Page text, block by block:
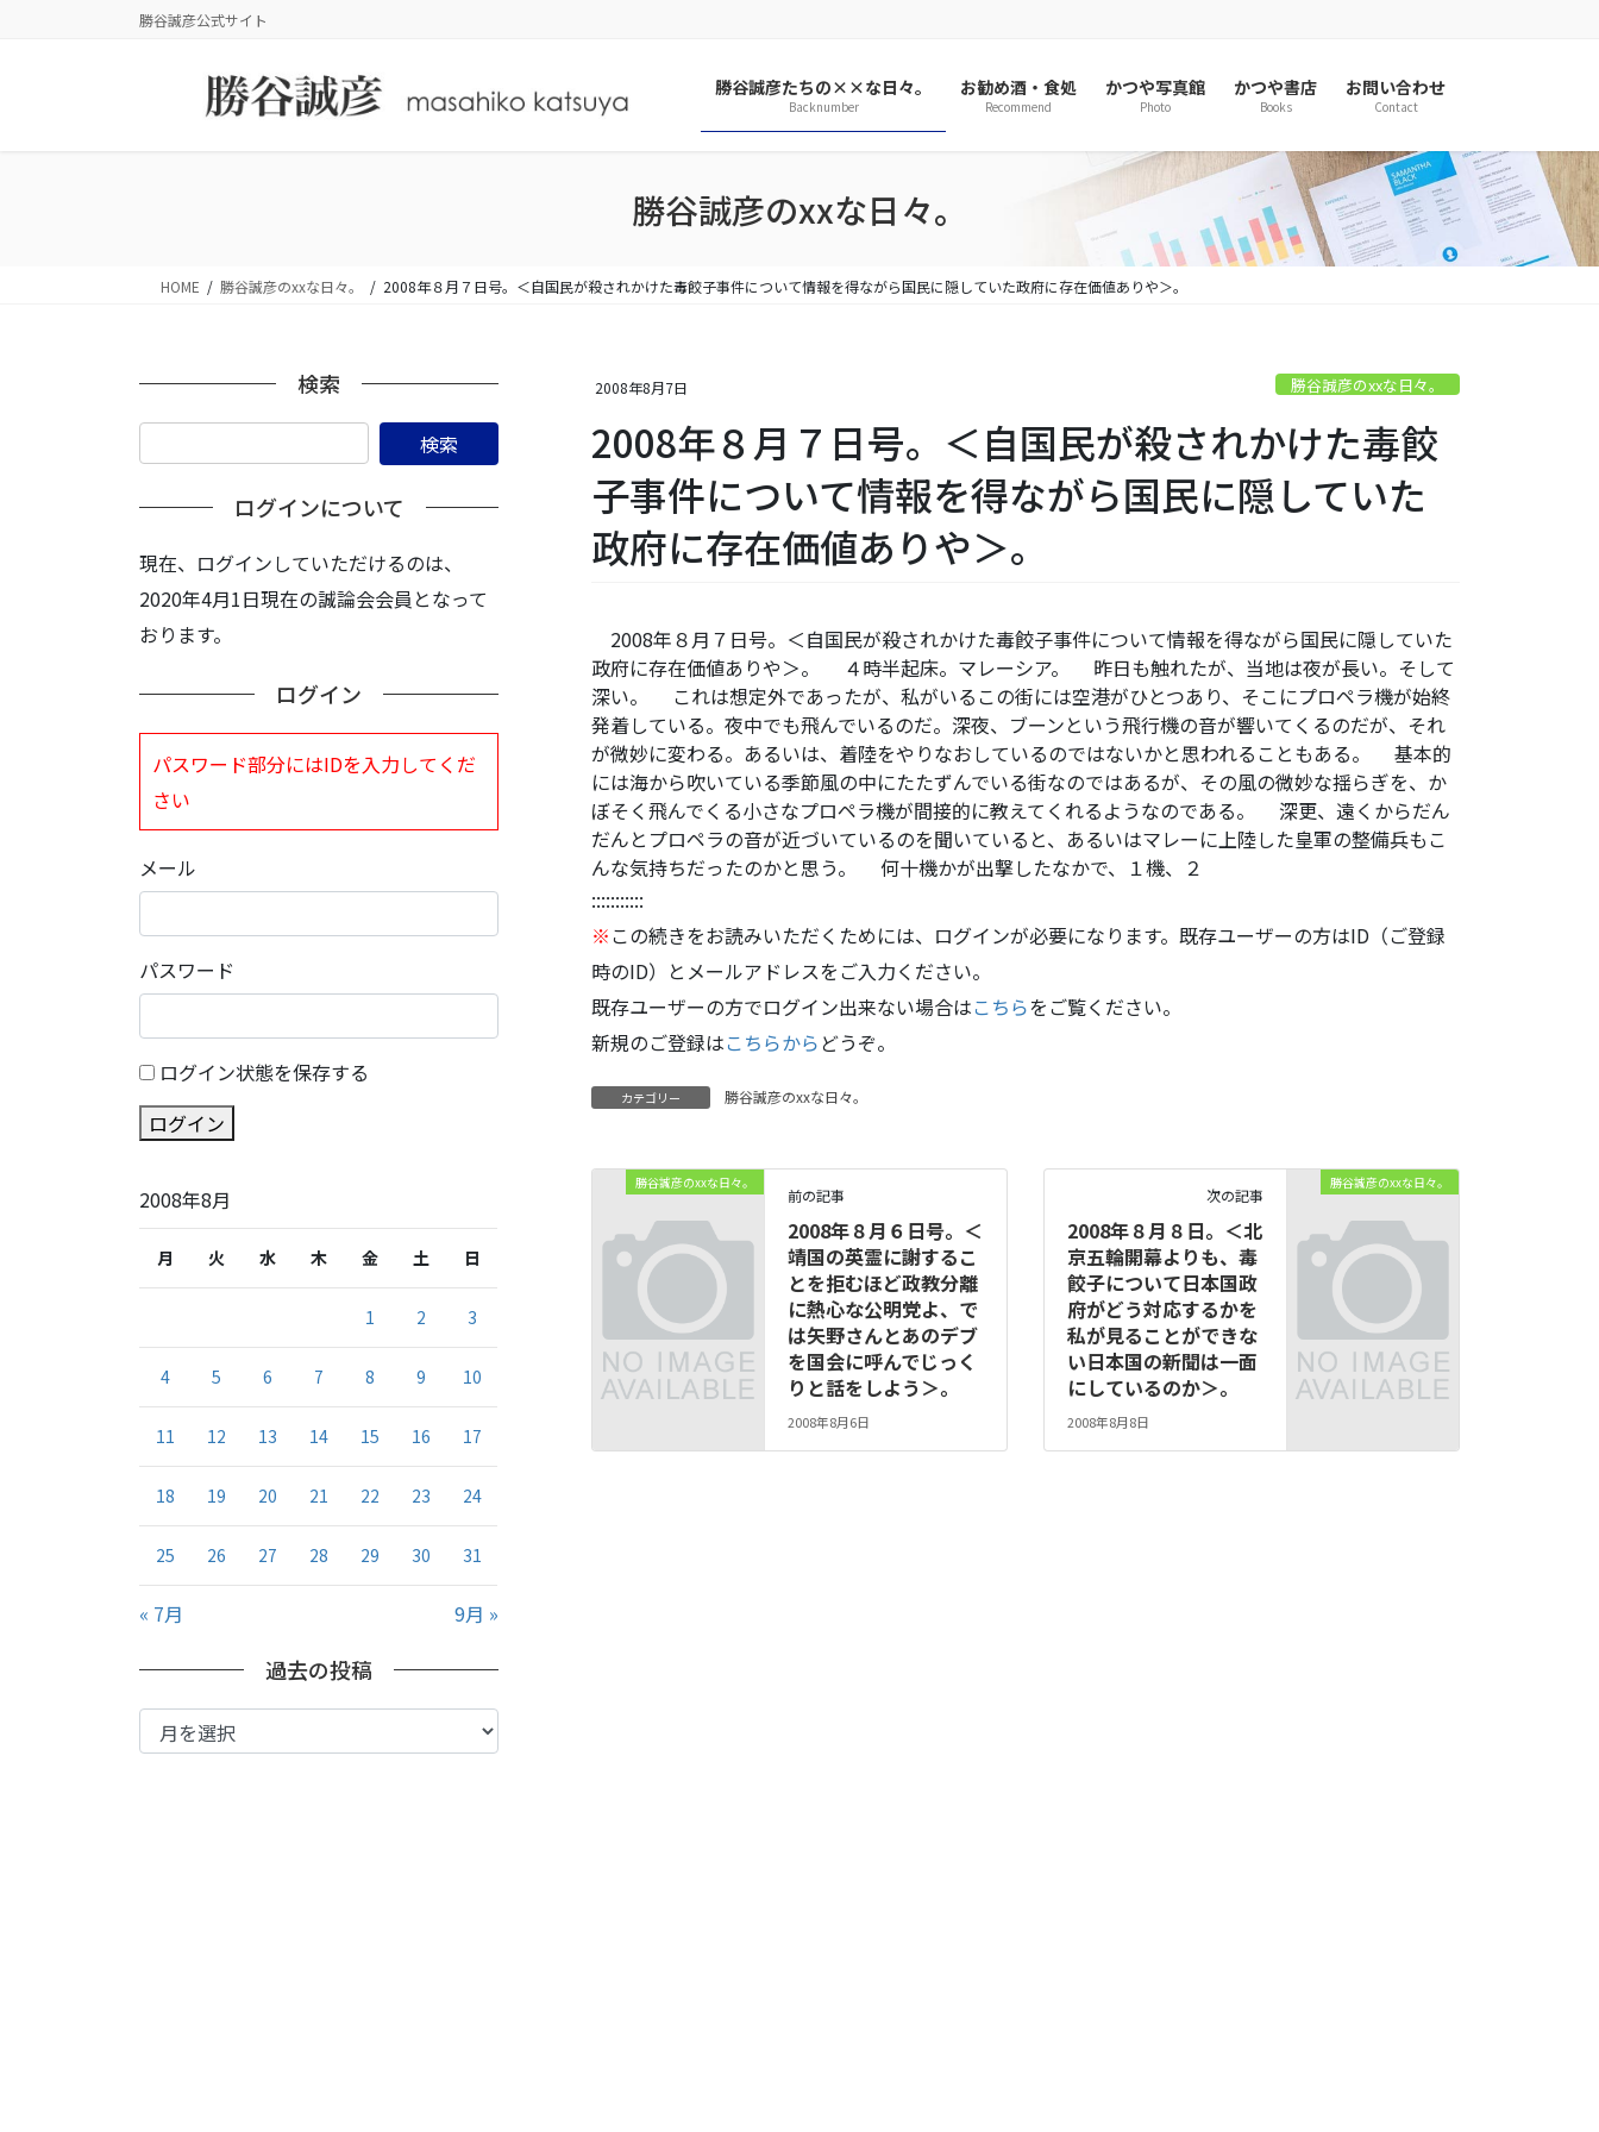
勝谷誠彦公式サイト
勝谷誠彦たちの××な日々。
Backnumber
お勧め酒・食処
Recommend
かつや写真館
Photo
かつや書店
Books
お問い合わせ
Contact
勝谷誠彦のxxな日々。
HOME 勝谷誠彦のxxな日々。 2008年８月７日号。＜自国民が殺されかけた毒餃子事件について情報を得ながら国民に隠していた政府に存在価値ありや＞。
2008年8月7日 勝谷誠彦のxxな日々。
2008年８月７日号。＜自国民が殺されかけた毒餃
子事件について情報を得ながら国民に隠していた
政府に存在価値ありや＞。
2008年８月７日号。＜自国民が殺されかけた毒餃子事件について情報を得ながら国民に隠していた
政府に存在価値ありや＞。 ４時半起床。マレーシア。 昨日も触れたが、当地は夜が長い。そして
深い。 これは想定外であったが、私がいるこの街には空港がひとつあり、そこにプロペラ機が始終
発着している。夜中でも飛んでいるのだ。深夜、ブーンという飛行機の音が響いてくるのだが、それ
が微妙に変わる。あるいは、着陸をやりなおしているのではないかと思われることもある。 基本的
には海から吹いている季節風の中にたたずんでいる街なのではあるが、その風の微妙な揺らぎを、か
ぼそく飛んでくる小さなプロペラ機が間接的に教えてくれるようなのである。 深更、遠くからだん
だんとプロペラの音が近づいているのを聞いていると、あるいはマレーに上陸した皇軍の整備兵もこ
んな気持ちだったのかと思う。 何十機かが出撃したなかで、１機、２
:::::::::::
※ この続きをお読みいただくためには、ログインが必要になります。既存ユーザーの方はID（ご登録
時のID）とメールアドレスをご入力ください。
既存ユーザーの方でログイン出来ない場合はこちらをご覧ください。
新規のご登録はこちらから どうぞ。
カテゴリー 勝谷誠彦のxxな日々。
勝谷誠彦のxxな日々。
前の記事
2008年８月６日号。＜
靖国の英霊に謝するこ
とを拒むほど政教分離
に熱心な公明党よ、で
は矢野さんとあのデブ
を国会に呼んでじっく
りと話をしよう＞。
2008年8月6日
勝谷誠彦のxxな日々。
次の記事
2008年８月８日。＜北
京五輪開幕よりも、毒
餃子について日本国政
府がどう対応するかを
私が見ることができな
い日本国の新聞は一面
にしているのか＞。
2008年8月8日
検索
ログインについて
現在、ログインしていただけるのは、
2020年4月1日現在の誠論会会員となって
おります。
ログイン
パスワード部分にはIDを入力してくだ
さい
メール
パスワード
ログイン状態を保存する
ログイン
2008年8月
月 火 水 木 金 土 日
1 2 3
4 5 6 7 8 9 10
11 12 13 14 15 16 17
18 19 20 21 22 23 24
25 26 27 28 29 30 31
« 7月 9月 »
過去の投稿
過
去